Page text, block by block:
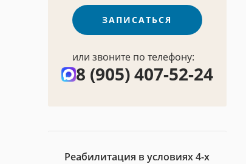
ЗАПИСАТЬСЯ
или звоните по телефону:
8 (905) 407-52-24
Реабилитация в условиях 4-х